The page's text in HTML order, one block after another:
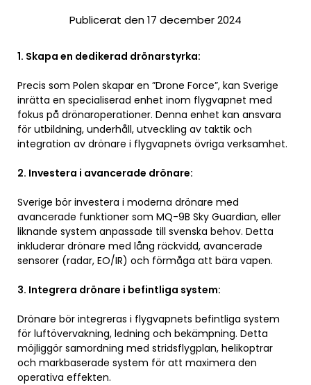
Publicerat den 17 december 2024
1. Skapa en dedikerad drönarstyrka:
Precis som Polen skapar en ”Drone Force”, kan Sverige
inrätta en specialiserad enhet inom flygvapnet med
fokus på drönaroperationer. Denna enhet kan ansvara
för utbildning, underhåll, utveckling av taktik och
integration av drönare i flygvapnets övriga verksamhet.
2. Investera i avancerade drönare:
Sverige bör investera i moderna drönare med
avancerade funktioner som MQ-9B Sky Guardian, eller
liknande system anpassade till svenska behov. Detta
inkluderar drönare med lång räckvidd, avancerade
sensorer (radar, EO/IR) och förmåga att bära vapen.
3. Integrera drönare i befintliga system:
Drönare bör integreras i flygvapnets befintliga system
för luftövervakning, ledning och bekämpning. Detta
möjliggör samordning med stridsflygplan, helikoptrar
och markbaserade system för att maximera den
operativa effekten.